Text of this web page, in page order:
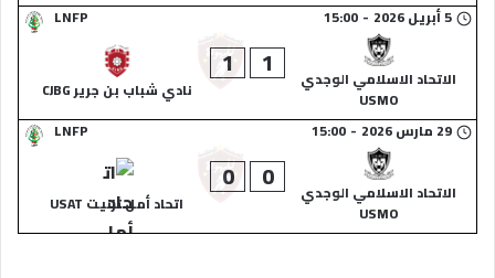
LNFP
5 أبريل 2026 -
15:00
الاتحاد الاسلامي الوجدي
USMO
1
1
نادي شباب بن جرير CJBG
LNFP
29 مارس 2026 -
15:00
الاتحاد الاسلامي الوجدي
USMO
0
0
اتحاد أمل تزنيت USAT